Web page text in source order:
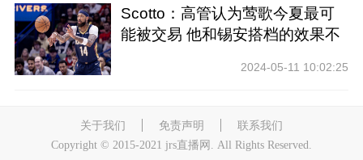
Scotto：高管认为莺歌今夏最可
能被交易 他和锡安搭档的效果不
2024-05-11 10:02:25
关于我们 免责声明
联系我们
Copyright © 2015-2021 jrs直播网. All Rights Reserved.